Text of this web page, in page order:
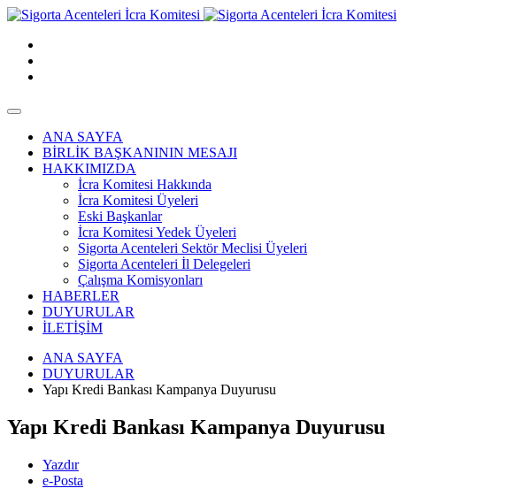
ANA SAYFA
BİRLİK BAŞKANININ MESAJI
HAKKIMIZDA
İcra Komitesi Hakkında
İcra Komitesi Üyeleri
Eski Başkanlar
İcra Komitesi Yedek Üyeleri
Sigorta Acenteleri Sektör Meclisi Üyeleri
Sigorta Acenteleri İl Delegeleri
Çalışma Komisyonları
HABERLER
DUYURULAR
İLETİŞİM
ANA SAYFA
DUYURULAR
Yapı Kredi Bankası Kampanya Duyurusu
Yapı Kredi Bankası Kampanya Duyurusu
Yazdır
e-Posta